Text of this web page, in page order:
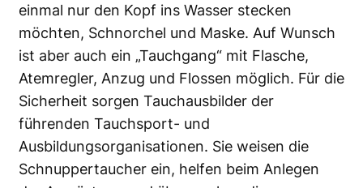
einmal nur den Kopf ins Wasser stecken
möchten, Schnorchel und Maske. Auf Wunsch
ist aber auch ein „Tauchgang“ mit Flasche,
Atemregler, Anzug und Flossen möglich. Für die
Sicherheit sorgen Tauchausbilder der
führenden Tauchsport- und
Ausbildungsorganisationen. Sie weisen die
Schnuppertaucher ein, helfen beim Anlegen